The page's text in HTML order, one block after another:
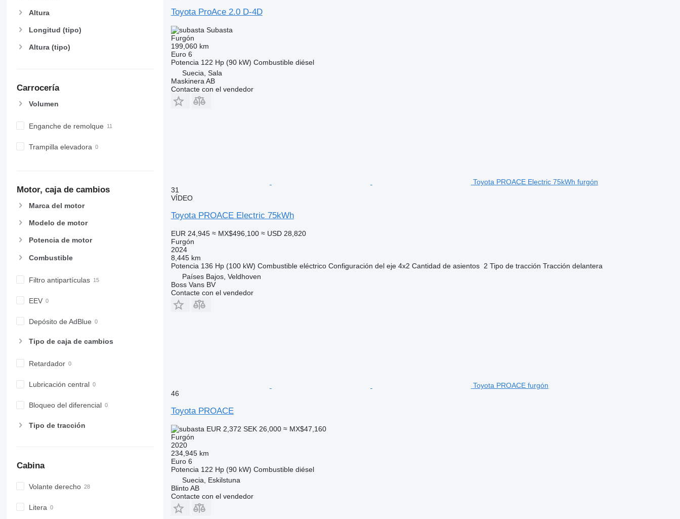
Altura
Longitud (tipo)
Altura (tipo)
Carrocería
Volumen
Enganche de remolque
Trampilla elevadora
Motor, caja de cambios
Marca del motor
Modelo de motor
Potencia de motor
Combustible
Filtro antipartículas
EEV
Depósito de AdBlue
Tipo de caja de cambios
Retardador
Lubricación central
Bloqueo del diferencial
Tipo de tracción
Cabina
Volante derecho
Litera
Toyota ProAce 2.0 D-4D
Subasta
Furgón
199,060 km
Euro 6
Potencia 122 Hp (90 kW) Combustible diésel
Suecia, Sala
Maskinera AB
Contacte con el vendedor
Toyota PROACE Electric 75kWh furgón
31
VÍDEO
Toyota PROACE Electric 75kWh
EUR 24,945 ≈ MX$496,100 ≈ USD 28,820
Furgón
2024
8,445 km
Potencia 136 Hp (100 kW) Combustible eléctrico Configuración del eje 4x2 Cantidad de asientos 2 Tipo de tracción Tracción delantera
Países Bajos, Veldhoven
Boss Vans BV
Contacte con el vendedor
Toyota PROACE furgón
46
Toyota PROACE
EUR 2,372 SEK 26,000 ≈ MX$47,160
Furgón
2020
234,945 km
Euro 6
Potencia 122 Hp (90 kW) Combustible diésel
Suecia, Eskilstuna
Blinto AB
Contacte con el vendedor